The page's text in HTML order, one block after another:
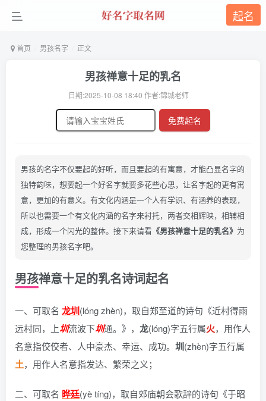
起名
首页 男孩名字 正文
男孩禅意十足的乳名
日期:2025-10-08 18:40 作者:锦城老师
免费起名
男孩的名字不仅要起的好听，而且要起的有寓意，才能凸显名字的
独特韵味，想要起一个好名字就要多花些心思，让名字起的更有寓
意，更加的有意义。有文化内涵是一个人有学识、有涵养的表现，
所以也需要一个有文化内涵的名字来衬托，两者交相辉映，相辅相
成，形成一个闪光的整体。接下来请看 《男孩禅意十足的乳名》 为
您整理的男孩名字吧。
男孩禅意十足的乳名诗词起名
一、可取名 龙圳(lóng zhèn)， 取自郑至道的诗句《近村得雨
远村同，上圳流波下圳通。》 ， 龙(lóng)字五行属火，用作人
名意指佼佼者、人中豪杰、幸运、成功。 圳(zhèn)字五行属
土，用作人名意指发达、繁荣之义；
二、可取名 晔廷(yè tíng)， 取自郊庙朝会歌辞的诗句《于昭